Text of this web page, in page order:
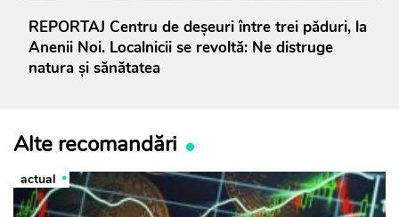
REPORTAJ Centru de deșeuri între trei păduri, la
Anenii Noi. Localnicii se revoltă: Ne distruge
natura și sănătatea
Alte recomandări
actual